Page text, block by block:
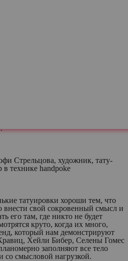
уважающей себя звезды, и
выполнены филигранно тонко
на что обращать
тренде и щеголять тату в стиле
Стрельцова, художник, тату-
в технике handpoke
татуировки хороши тем, что
внести свой сокровенный смысл и
его там, где никто не будет
круто, когда их много,
который нам демонстрируют
Хейли Бибер, Селены Гомес
заполняют все тело
смысловой нагрузкой.